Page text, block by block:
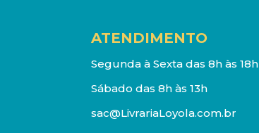
ATENDIMENTO
Segunda à Sexta das 8h às 18h
Sábado das 8h às 13h
sac@LivrariaLoyola.com.br